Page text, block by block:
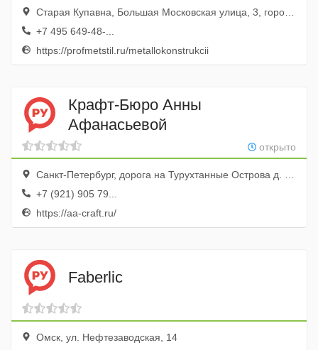
Старая Купавна, Большая Московская улица, 3, город Старая Купавна, Московская область, Россия
+7 495 649-48-...
https://profmetstil.ru/metallokonstrukcii
Крафт-Бюро Анны
Афанасьевой
открыто
Санкт-Петербург, дорога на Турухтанные Oстрова д. 10с1, центр "Путиловский"
+7 (921) 905 79...
https://aa-craft.ru/
Faberlic
Омск, ул. Нефтезаводская, 14